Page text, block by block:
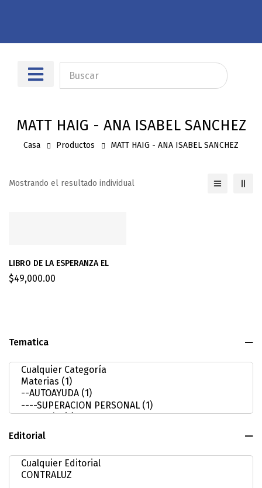
MATT HAIG - ANA ISABEL SANCHEZ
Casa Productos MATT HAIG - ANA ISABEL SANCHEZ
Tematica
Editorial
Mostrando el resultado individual
LIBRO DE LA ESPERANZA EL
$49,000.00